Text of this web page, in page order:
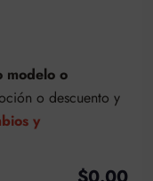
modelo o
o descuento y
y